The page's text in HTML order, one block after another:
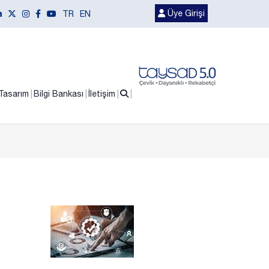
TR EN Üye Girişi
Bilgi Bankası İletişim